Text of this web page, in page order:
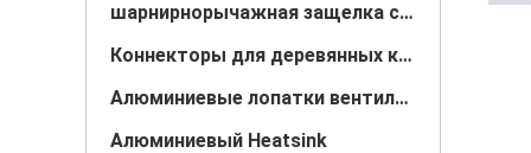
шарнирнорычажная защелка струбцины
Коннекторы для деревянных конструкций
Алюминиевые лопатки вентилятора
Алюминиевый Heatsink